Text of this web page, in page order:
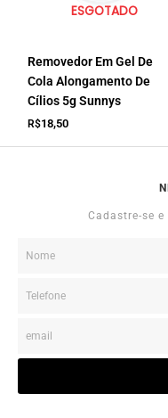
ESGOTADO
Removedor Em Gel De
Cola Alongamento De
Cílios 5g Sunnys
R$18,50
Cadastre-se